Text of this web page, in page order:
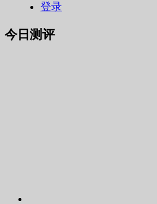
登录
今日测评